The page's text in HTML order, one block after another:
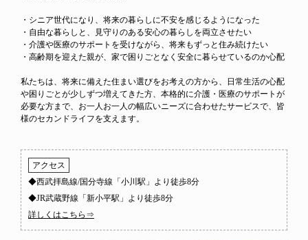
・シニア世代になり、将来の暮らしに不安を感じるようになった
・自由な暮らしと、見守りのある安心の暮らしを両立させたい
・介護や医療のサポートを受けながら、将来もずっと住み続けたい
・高齢期を迎えた親が、家で困りごとなく安全に暮らせているのか心配
私たちは、将来に備えた住まい選びをお考えの方から、日常生活の心配
や困りごとが少しずつ増えてきた方、本格的に介護・医療のサポートが
必要な方まで、お一人お一人の幅広いニーズに合わせたサービスで、皆
様のセカンドライフを支えます。
アクセス
◆西武拝島線/国分寺線「小川駅」より徒歩8分
◆JR武蔵野線「新小平駅」より徒歩8分
詳しくはこちら⇒